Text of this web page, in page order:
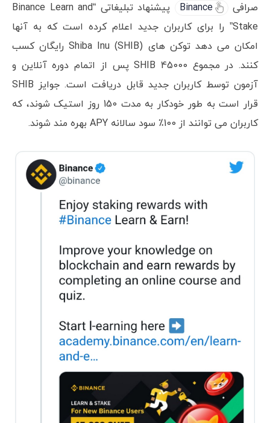
صرافی Binance
پیشنهاد تبلیغاتی “Binance Learn and
Stake” را برای کاربران جدید اعلام کرده است که به آنها
امکان می دهد توکن های Shiba Inu (SHIB) رایگان کسب
کنند. در مجموع 45000 SHIB پس از اتمام دوره آنلاین و
آزمون توسط کاربران جدید قابل دریافت است. جوایز SHIB
قرار است به طور خودکار به مدت 150 روز استیک شوند، که
کاربران می توانند از 100٪ سود سالانه APY بهره مند شوند.